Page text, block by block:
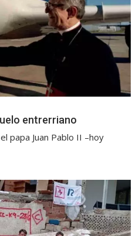
entrerriano
papa Juan Pablo II –hoy